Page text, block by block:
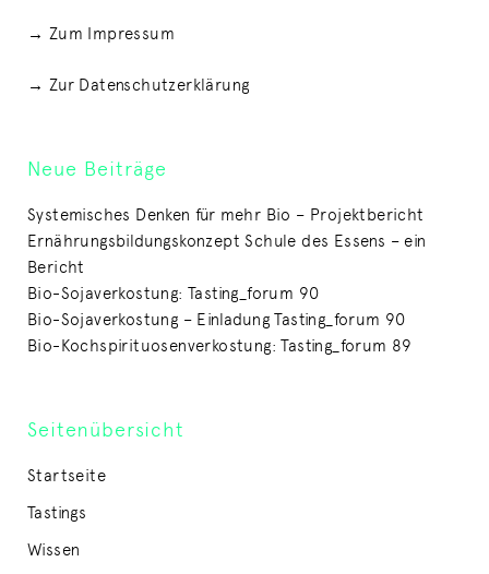
→ Zum Impressum
→ Zur Datenschutzerklärung
Neue Beiträge
Systemisches Denken für mehr Bio – Projektbericht
Ernährungsbildungskonzept Schule des Essens – ein
Bericht
Bio-Sojaverkostung: Tasting_forum 90
Bio-Sojaverkostung – Einladung Tasting_forum 90
Bio-Kochspirituosenverkostung: Tasting_forum 89
Seitenübersicht
Startseite
Tastings
Wissen